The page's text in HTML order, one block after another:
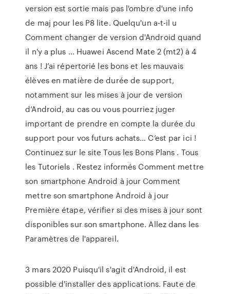
version est sortie mais pas l'ombre d'une info
de maj pour les P8 lite. Quelqu'un a-t-il u
Comment changer de version d'Android quand
il n'y a plus ... Huawei Ascend Mate 2 (mt2) à 4
ans ! J’ai répertorié les bons et les mauvais
élèves en matière de durée de support,
notamment sur les mises à jour de version
d’Android, au cas ou vous pourriez juger
important de prendre en compte la durée du
support pour vos futurs achats… C’est par ici !
Continuez sur le site Tous les Bons Plans . Tous
les Tutoriels . Restez informés Comment mettre
son smartphone Android à jour Comment
mettre son smartphone Android à jour
Première étape, vérifier si des mises à jour sont
disponibles sur son smartphone. Allez dans les
Paramètres de l'appareil.
3 mars 2020 Puisqu'il s'agit d'Android, il est
possible d'installer des applications. Faute de